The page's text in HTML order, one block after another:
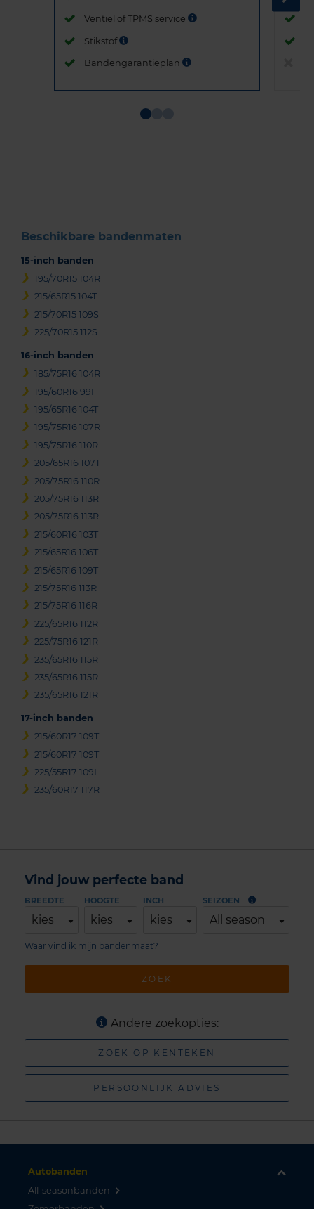
Ventiel of TPMS service
Stikstof
Bandengarantieplan
Beschikbare bandenmaten
15-inch banden
195/70R15 104R
215/65R15 104T
215/70R15 109S
225/70R15 112S
16-inch banden
185/75R16 104R
195/60R16 99H
195/65R16 104T
195/75R16 107R
195/75R16 110R
205/65R16 107T
205/75R16 110R
205/75R16 113R
205/75R16 113R
215/60R16 103T
215/65R16 106T
215/65R16 109T
215/75R16 113R
215/75R16 116R
225/65R16 112R
225/75R16 121R
235/65R16 115R
235/65R16 115R
235/65R16 121R
17-inch banden
215/60R17 109T
215/60R17 109T
225/55R17 109H
235/60R17 117R
Vind jouw perfecte band
BREEDTE
kies
HOOGTE
kies
INCH
kies
SEIZOEN
All season
ZOEK
Waar vind ik mijn bandenmaat?
Andere zoekopties:
ZOEK OP KENTEKEN
PERSOONLIJK ADVIES
Autobanden
All-seasonbanden